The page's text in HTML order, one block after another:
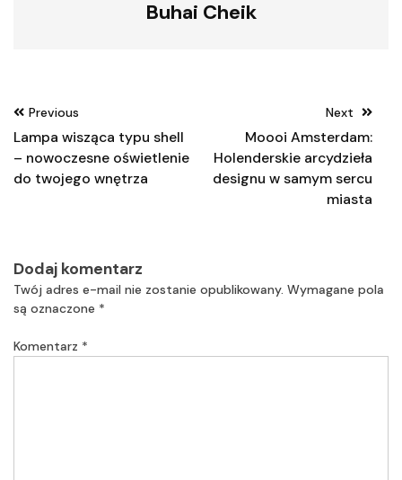
Buhai Cheik
Nawigacja
wpisu
Previous
Lampa wisząca typu shell
– nowoczesne oświetlenie
do twojego wnętrza
Next
Moooi Amsterdam:
Holenderskie arcydzieła
designu w samym sercu
miasta
Dodaj komentarz
Twój adres e-mail nie zostanie opublikowany. Wymagane pola
są oznaczone *
Komentarz *